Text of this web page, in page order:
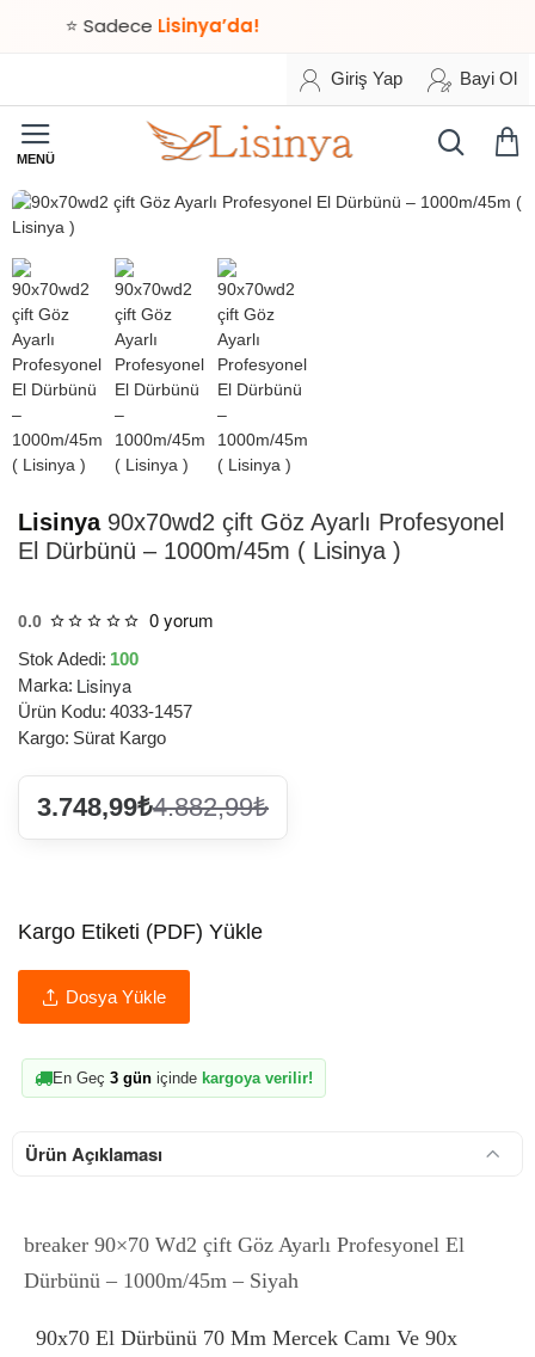
⭐ SadeceLisinya’da!
Giriş Yap Bayi Ol
Lisinya90x70wd2 çift Göz Ayarlı Profesyonel
El Dürbünü – 1000m/45m ( Lisinya )
0.0 0 yorum
Stok Adedi: 100
Marka: Lisinya
Ürün Kodu: 4033-1457
Kargo: Sürat Kargo
3.748,99₺4.882,99₺
Kargo Etiketi (PDF) Yükle
Dosya Yükle
En Geç 3 gün içinde kargoya verilir!
Ürün Açıklaması
breaker 90×70 Wd2 çift Göz Ayarlı Profesyonel El
Dürbünü – 1000m/45m – Siyah
90x70 El Dürbünü 70 Mm Mercek Camı Ve 90x